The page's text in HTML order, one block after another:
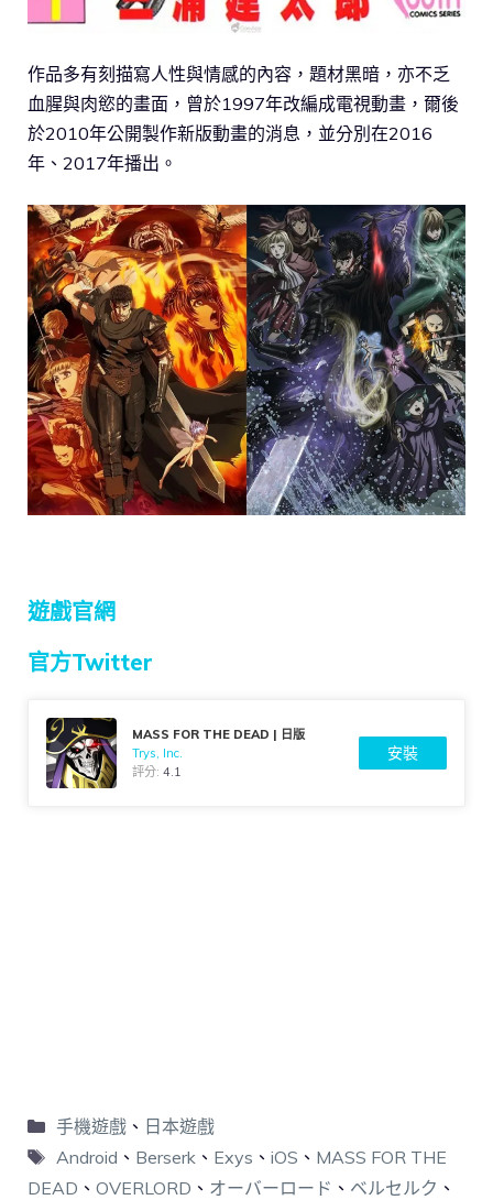
作品多有刻描寫人性與情感的內容，題材黑暗，亦不乏
血腥與肉慾的畫面，曾於1997年改編成電視動畫，爾後
於2010年公開製作新版動畫的消息，並分別在2016
年、2017年播出。
遊戲官網
官方Twitter
MASS FOR THE DEAD | 日版
Trys, Inc.
評分:4.1
安裝
手機遊戲、 日本遊戲
Android 、 Berserk 、 Exys 、 iOS 、 MASS FOR THE
DEAD 、 OVERLORD 、 オーバーロード 、 ベルセルク 、